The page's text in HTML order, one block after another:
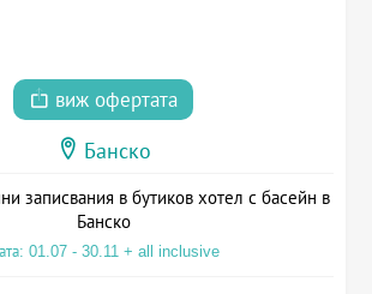
виж офертата
Банско
записвания в бутиков хотел с басейн в
Банско
01.07 - 30.11 + all inclusive